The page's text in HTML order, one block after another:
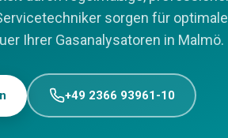
sorgen für
Ihrer Gasanalysatoren in Malmö.
+49 2366 93961-10